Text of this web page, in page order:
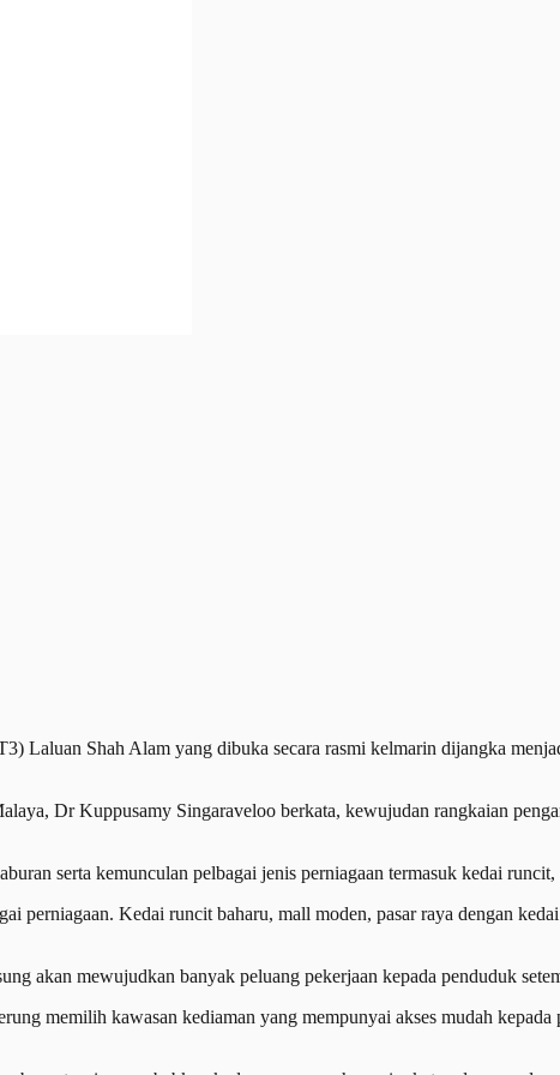
Shah Alam yang dibuka secara rasmi kelmarin dijangka
Dr Kuppusamy Singaraveloo berkata, kewujudan rangkaian
serta kemunculan pelbagai jenis perniagaan termasuk kedai
perniagaan. Kedai runcit baharu, mall moden, pasar raya dengan
akan mewujudkan banyak peluang pekerjaan kepada penduduk
memilih kawasan kediaman yang mempunyai akses mudah